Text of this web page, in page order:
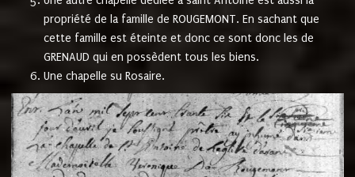
propriété de la famille de ROUGEMONT. En sachant que
cette famille est éteinte et donc ce sont donc les de
GRENAUD qui en possèdent tous les biens.
Une chapelle su Rosaire.